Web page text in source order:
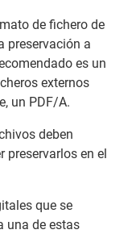
de fichero de
preservación a
es un
externos
un PDF/A.
deben
en el
que se
una de estas